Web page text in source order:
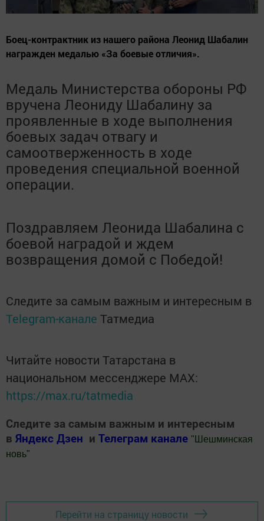
Боец-контрактник из нашего района Леонид Шабалин
награжден медалью «За боевые отличия».
Медаль Министерства обороны РФ
вручена Леониду Шабалину за
проявленные в ходе выполнения
боевых задач отвагу и
самоотверженность в ходе
проведения специальной военной
операции.
Поздравляем Леонида Шабалина с
боевой наградой и ждем
возвращения домой с Победой!
Следите за самым важным и интересным в
Telegram-канале Татмедиа
Читайте новости Татарстана в
национальном мессенджере MАХ:
https://max.ru/tatmedia
Следите за самым важным и интересным
в Яндекс Дзен и Телеграм канале " Шешминская
новь"
Перейти на страницу новости